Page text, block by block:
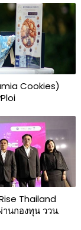
Cookies)
Thailand
นกองทุน ววน.